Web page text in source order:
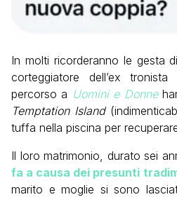
In molti ricorderanno le gesta
corteggiatore dell’ex tronista
percorso a Uomini e Donne
Temptation Island
tuffa nella piscina per
Il loro matrimonio, durato sei
fa a causa dei presunti
marito e moglie si sono